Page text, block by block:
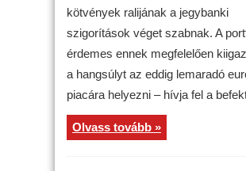
kötvények ralijának a jegybanki
szigorítások véget szabnak. A
érdemes ennek megfelelően
a hangsúlyt az eddig lemaradó
piacára helyezni – hívja fel a
Olvass tovább »